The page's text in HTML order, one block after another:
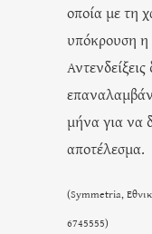
οποία με τη
υπόκρουση η
μήνα για να
αποτέλεσμα.
(Symmetria,
6745555)